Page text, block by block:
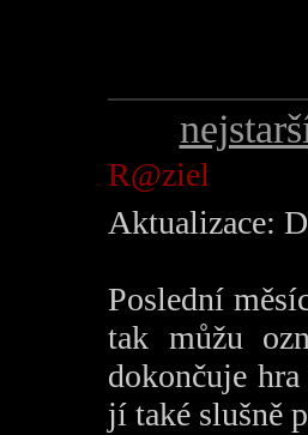
R@ziel
Aktualizace:
Poslední
tak můžu
dokončuje
jí také slušně